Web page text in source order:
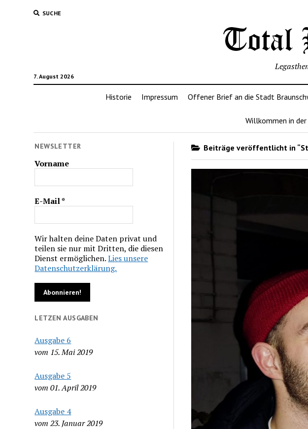
SUCHE
7. August 2026
Historie Impressum Offener Brief an die Stadt
Willkommen in
NEWSLETTER
Vorname
E-Mail*
Wir halten deine Daten privat und
teilen sie nur mit Dritten, die diesen
Dienst ermöglichen.Lies unsere
Datenschutzerklärung.
LETZEN AUSGABEN
Ausgabe 6
vom 15. Mai 2019
Ausgabe 5
vom 01. April 2019
Ausgabe 4
vom 23. Januar 2019
Beiträge veröffentlicht in